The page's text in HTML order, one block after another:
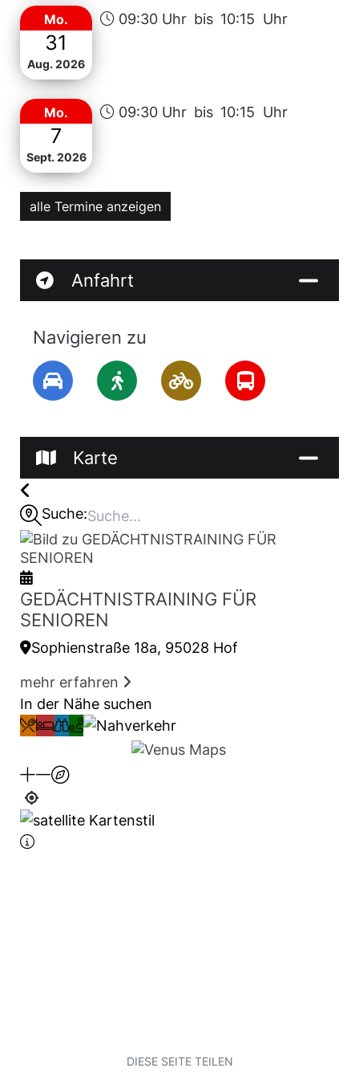
Mo.
31
Aug. 2026
09:30 Uhr bis 10:15 Uhr
Mo.
7
Sept. 2026
09:30 Uhr bis 10:15 Uhr
alle Termine anzeigen
Anfahrt
Navigieren zu
Karte
Suche:
GEDÄCHTNISTRAINING FÜR
SENIOREN
Sophienstraße 18a, 95028 Hof
mehr erfahren
In der Nähe suchen
DIESE SEITE TEILEN